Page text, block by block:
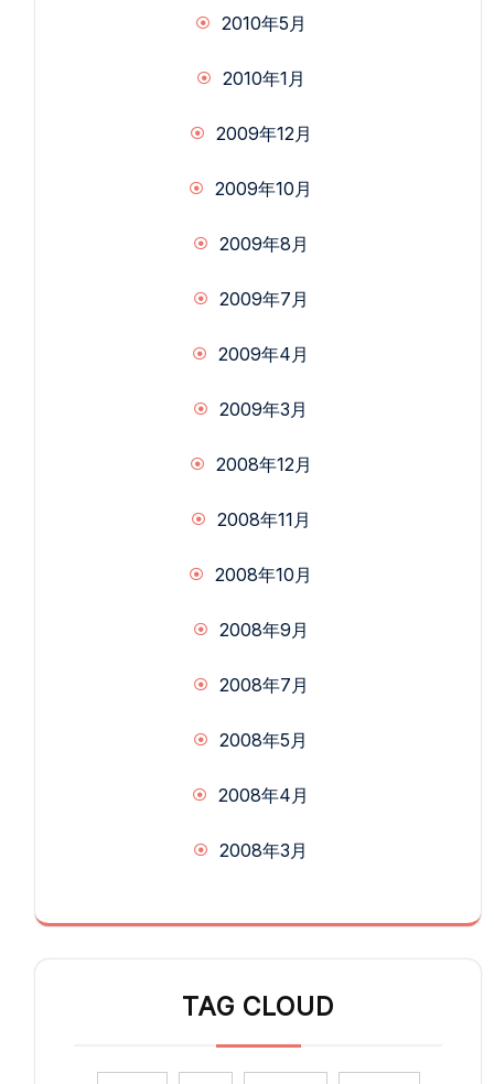
2010年5月
2010年1月
2009年12月
2009年10月
2009年8月
2009年7月
2009年4月
2009年3月
2008年12月
2008年11月
2008年10月
2008年9月
2008年7月
2008年5月
2008年4月
2008年3月
TAG CLOUD